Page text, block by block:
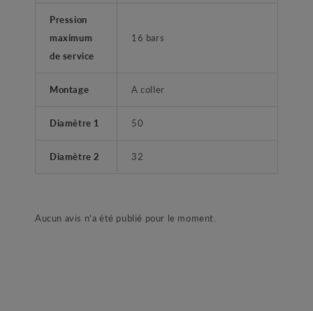
Pression
maximum
de service
16 bars
Montage A coller
Diamètre 1 50
Diamètre 2 32
Aucun avis n'a été publié pour le moment.